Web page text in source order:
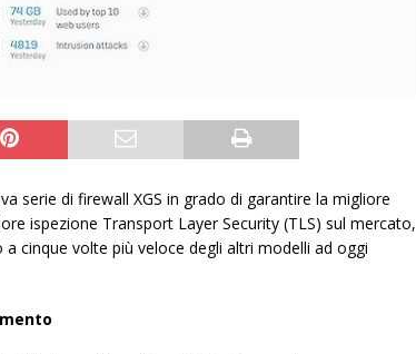
serie di firewall XGS in grado di garantire la migliore
ispezione Transport Layer Security (TLS) sul mercato,
cinque volte più veloce degli altri modelli ad oggi